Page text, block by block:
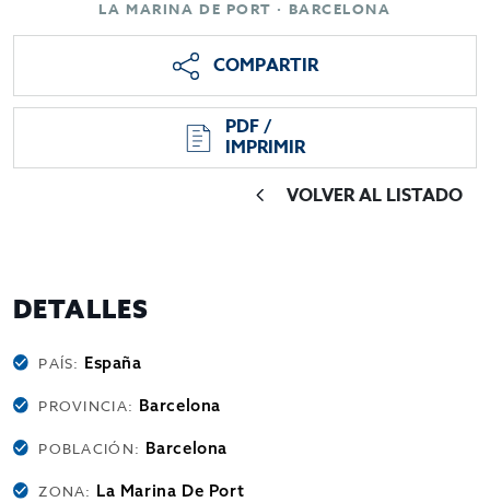
LA MARINA DE PORT · BARCELONA
COMPARTIR
PDF /
IMPRIMIR
VOLVER AL LISTADO
DETALLES
PAÍS: España
PROVINCIA: Barcelona
POBLACIÓN: Barcelona
ZONA: La Marina De Port